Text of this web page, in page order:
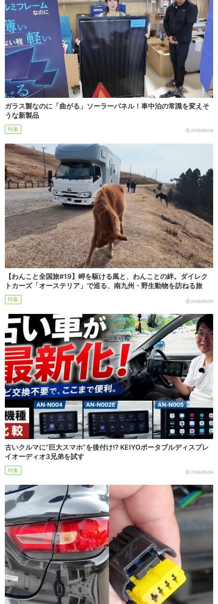
ガラス製なのに「曲がる」ソーラーパネル！車中泊の常識を変えそ
うな新製品
特集 2026/08/06
【わんこと全国旅#19】岬を駆ける風と、わんことの絆。ダイレク
トカーズ「オーステリア」で巡る、南九州・野生動物を訪ねる旅
特集 2026/08/05
古いクルマに“巨大スマホ”を後付け!? KEIYOポータブルディスプレ
イオーディオ3兄弟を試す
特集 2026/08/04